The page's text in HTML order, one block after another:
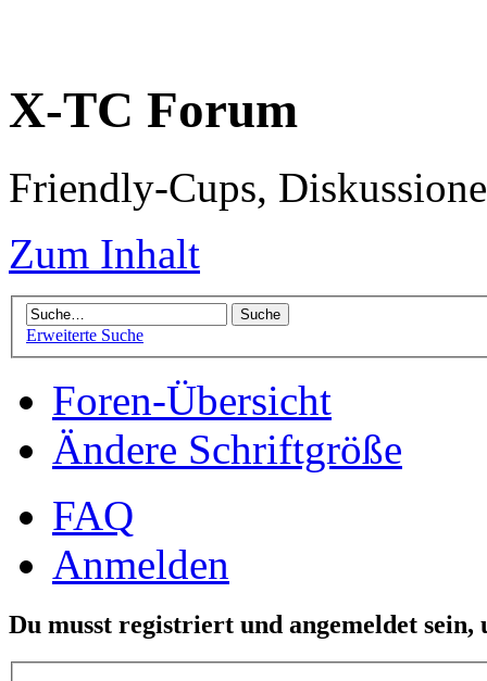
X-TC Forum
Friendly-Cups,
Zum Inhalt
Erweiterte Suche
Foren-Übersicht
Ändere Schriftgröße
FAQ
Anmelden
Du musst registriert und angemeldet sein,